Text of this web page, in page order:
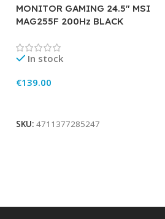
MONITOR GAMING 24.5″ MSI
MAG255F 200Hz BLACK
In stock
€139.00
SKU: 4711377285247